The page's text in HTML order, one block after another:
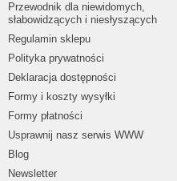
Przewodnik dla niewidomych,
słabowidzących i niesłyszących
Regulamin sklepu
Polityka prywatności
Deklaracja dostępności
Formy i koszty wysyłki
Formy płatności
Usprawnij nasz serwis WWW
Blog
Newsletter